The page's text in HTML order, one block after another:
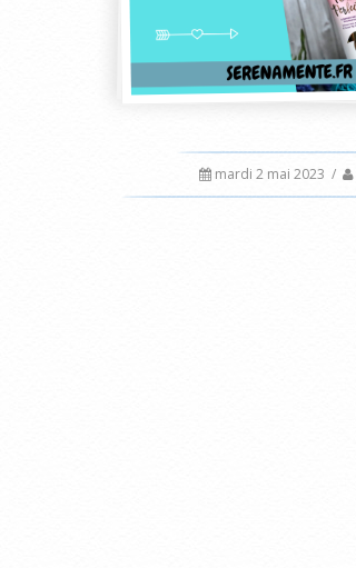
mardi 2 mai 2023 /